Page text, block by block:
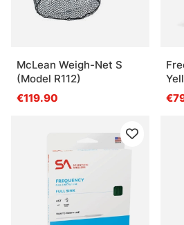
McLean Weigh-Net S
(Model R112)
€119.90